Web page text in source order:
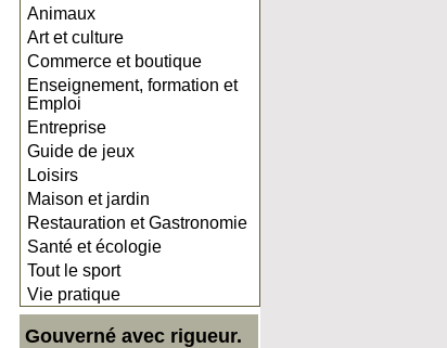
Animaux
Art et culture
Commerce et boutique
Enseignement, formation et
Emploi
Entreprise
Guide de jeux
Loisirs
Maison et jardin
Restauration et Gastronomie
Santé et écologie
Tout le sport
Vie pratique
Gouverné avec rigueur.